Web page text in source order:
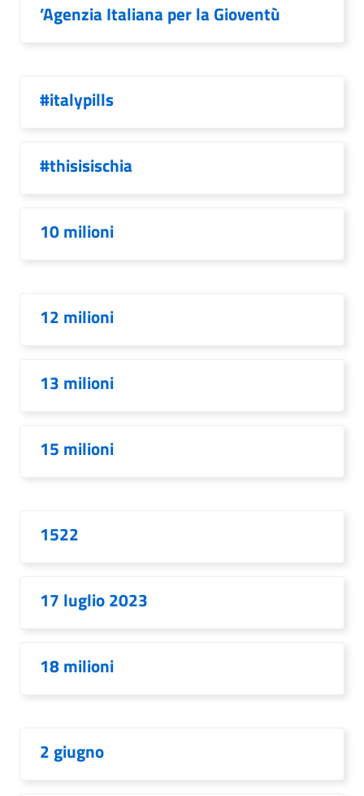
’Agenzia Italiana per la Gioventù
#italypills
#thisisischia
10 milioni
12 milioni
13 milioni
15 milioni
1522
17 luglio 2023
18 milioni
2 giugno